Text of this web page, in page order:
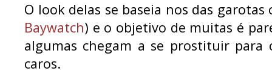
O look delas se baseia nos das
Baywatch) e o objetivo de muitas é
algumas chegam a se prostituir para
caros.